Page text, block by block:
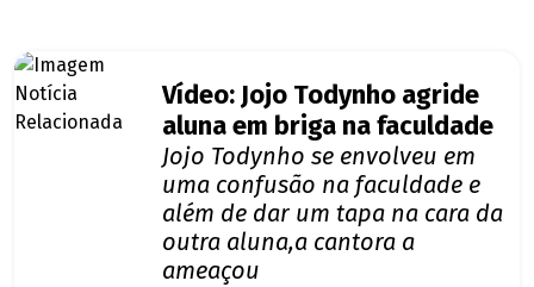
Vídeo: Jojo Todynho agride
aluna em briga na faculdade
Jojo Todynho se envolveu em
uma confusão na faculdade e
além de dar um tapa na cara da
outra aluna,a cantora a
ameaçou